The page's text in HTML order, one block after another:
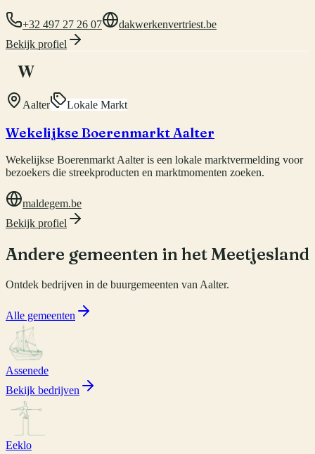
+32 497 27 26 07
dakwerkenvertriest.be
Bekijk profiel
W
Aalter Lokale Markt
Wekelijkse Boerenmarkt Aalter
Wekelijkse Boerenmarkt Aalter is een lokale marktvermelding voor
bezoekers die streekproducten en marktmomenten zoeken.
maldegem.be
Bekijk profiel
Andere gemeenten in het Meetjesland
Ontdek bedrijven in de buurgemeenten van Aalter.
Alle gemeenten
Assenede
Bekijk bedrijven
Eeklo